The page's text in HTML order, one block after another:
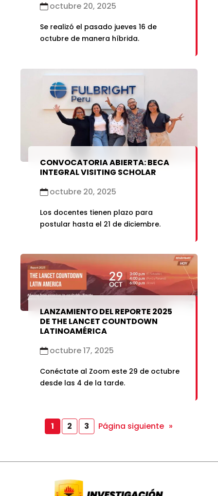
octubre 20, 2025
Se realizó el pasado jueves 16 de
octubre de manera híbrida.
CONVOCATORIA ABIERTA: BECA
INTEGRAL VISITING SCHOLAR
octubre 20, 2025
Los docentes tienen plazo para
postular hasta el 21 de diciembre.
LANZAMIENTO DEL REPORTE 2025
DE THE LANCET COUNTDOWN
LATINOAMÉRICA
octubre 17, 2025
Conéctate al Zoom este 29 de octubre
desde las 4 de la tarde.
1 2 3 Página siguiente »